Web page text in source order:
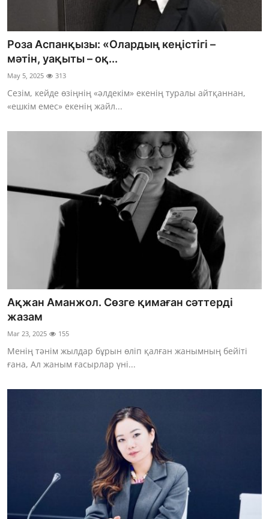
Роза Аспанқызы: «Олардың кеңістігі –
мәтін, уақыты – оқ...
May 5, 2025 313
Сезім, кейде өзіңнің «әлдекім» екенің туралы айтқаннан,
«ешкім емес» екенің жайл...
Ақжан Аманжол. Сөзге қимаған сәттерді
жазам
Mar 23, 2025 155
Менің тәнім жылдар бұрын өліп қалған жанымның бейіті
ғана, Ал жаным ғасырлар үні...